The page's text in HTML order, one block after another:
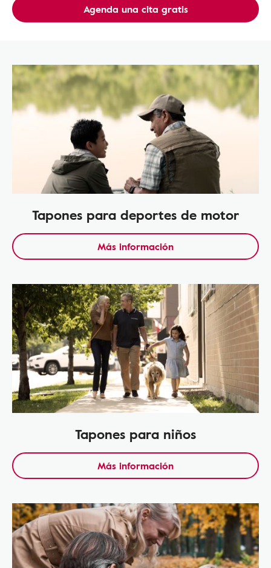
Agenda una cita gratis
Tapones para deportes de motor
Más información
Tapones para niños
Más información